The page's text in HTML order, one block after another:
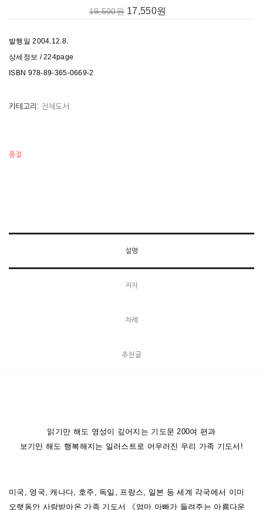
19,500원 17,550원
발행일 2004.12.8.
상세정보 / 224page
ISBN 978-89-365-0669-2
카테고리: 전체도서
품절
설명
저자
차례
추천글
읽기만 해도 영성이 깊어지는 기도문 200여 편과
보기만 해도 행복해지는 일러스트로 어우러진 우리 가족 기도서!
미국, 영국, 캐나다, 호주, 독일, 프랑스, 일본 등 세계 각국에서 이미
오랫동안 사랑받아온 가족 기도서 《엄마 아빠가 들려주는 아름다운